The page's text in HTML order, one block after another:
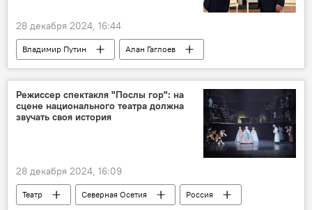
28 декабря 2024, 16:44
Владимир Путин
Алан Гаглоев
Новый год
Россия Южная Осетия
Режиссер спектакля "Послы гор": на
сцене национального театра должна
звучать своя история
28 декабря 2024, 16:09
Театр Северная Осетия
Россия